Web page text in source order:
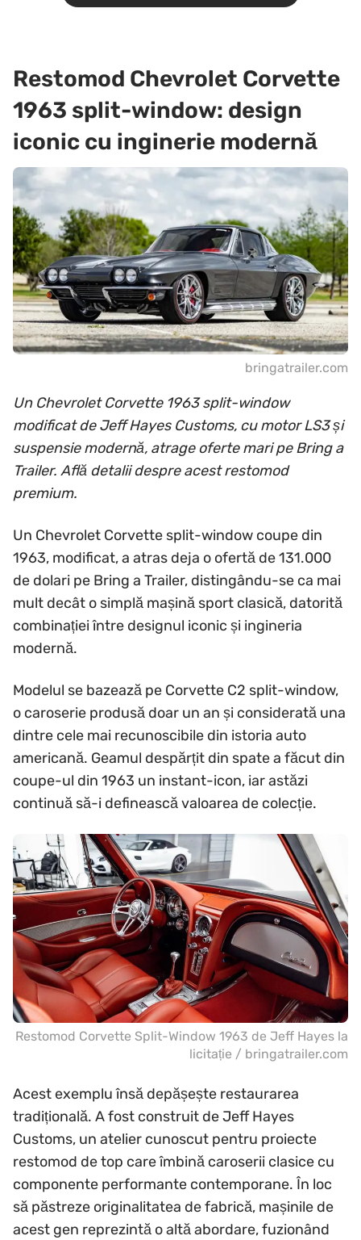
Restomod Chevrolet Corvette
1963 split-window: design
iconic cu inginerie modernă
bringatrailer.com
Un Chevrolet Corvette 1963 split-window
modificat de Jeff Hayes Customs, cu motor LS3 și
suspensie modernă, atrage oferte mari pe Bring a
Trailer. Află detalii despre acest restomod
premium.
Un Chevrolet Corvette split-window coupe din
1963, modificat, a atras deja o ofertă de 131.000
de dolari pe Bring a Trailer, distingându-se ca mai
mult decât o simplă mașină sport clasică, datorită
combinației între designul iconic și ingineria
modernă.
Modelul se bazează pe Corvette C2 split-window,
o caroserie produsă doar un an și considerată una
dintre cele mai recunoscibile din istoria auto
americană. Geamul despărțit din spate a făcut din
coupe-ul din 1963 un instant-icon, iar astăzi
continuă să-i definească valoarea de colecție.
Restomod Corvette Split-Window 1963 de Jeff Hayes la
licitație / bringatrailer.com
Acest exemplu însă depășește restaurarea
tradițională. A fost construit de Jeff Hayes
Customs, un atelier cunoscut pentru proiecte
restomod de top care îmbină caroserii clasice cu
componente performante contemporane. În loc
să păstreze originalitatea de fabrică, mașinile de
acest gen reprezintă o altă abordare, fuzionând